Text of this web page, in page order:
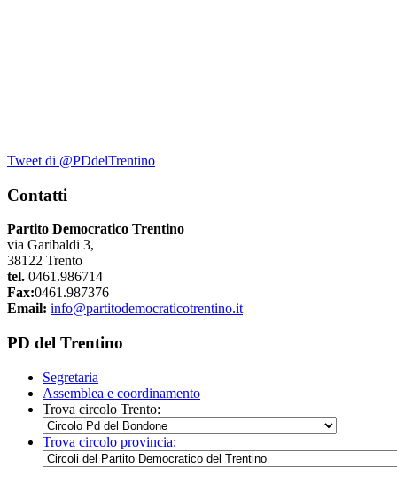
Tweet di @PDdelTrentino
Contatti
Partito Democratico Trentino
via Garibaldi 3,
38122 Trento
tel. 0461.986714
Fax:0461.987376
Email: info@partitodemocraticotrentino.it
PD del Trentino
Segretaria
Assemblea e coordinamento
Trova circolo Trento:
Trova circolo provincia: